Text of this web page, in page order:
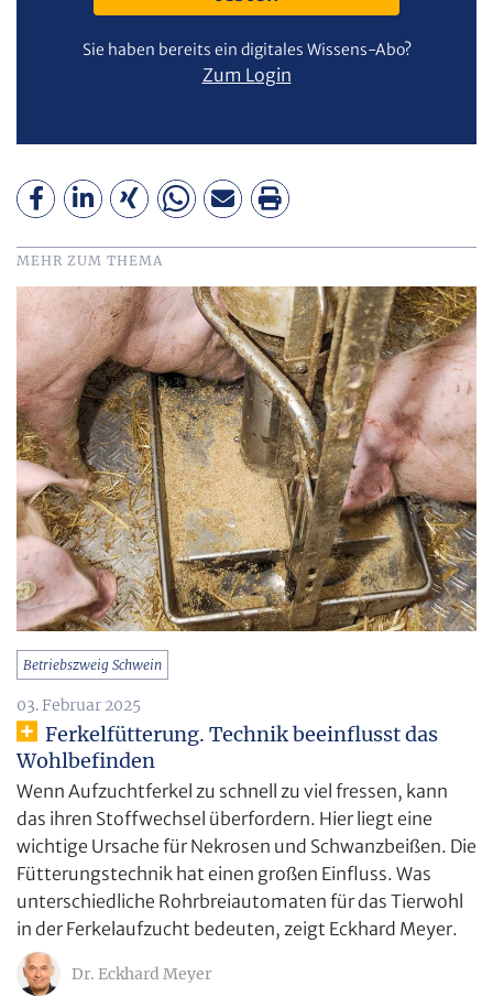
Sie haben bereits ein digitales Wissens-Abo?
Zum Login
MEHR ZUM THEMA
Betriebszweig Schwein
03. Februar 2025
Ferkelfütterung. Technik beeinflusst das
Wohlbefinden
Wenn Aufzuchtferkel zu schnell zu viel fressen, kann
das ihren Stoffwechsel überfordern. Hier liegt eine
wichtige Ursache für Nekrosen und Schwanzbeißen. Die
Fütterungstechnik hat einen großen Einfluss. Was
unterschiedliche Rohrbreiautomaten für das Tierwohl
in der Ferkelaufzucht bedeuten, zeigt Eckhard Meyer.
Dr. Eckhard Meyer